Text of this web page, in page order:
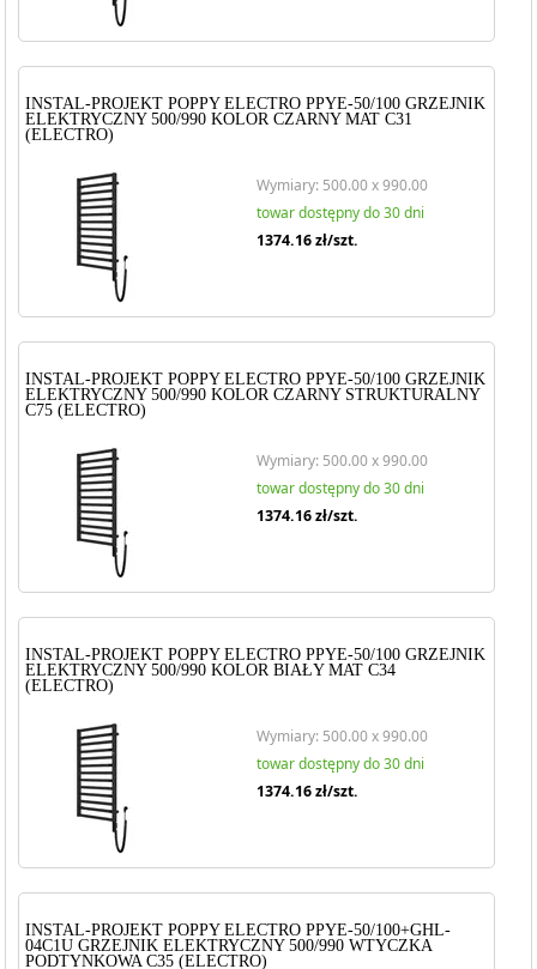
INSTAL-PROJEKT POPPY ELECTRO PPYE-50/100 GRZEJNIK
ELEKTRYCZNY 500/990 KOLOR CZARNY MAT C31
(ELECTRO)
Wymiary: 500.00 x 990.00
towar dostępny do 30 dni
1374.16zł/szt.
INSTAL-PROJEKT POPPY ELECTRO PPYE-50/100 GRZEJNIK
ELEKTRYCZNY 500/990 KOLOR CZARNY STRUKTURALNY
C75 (ELECTRO)
Wymiary: 500.00 x 990.00
towar dostępny do 30 dni
1374.16zł/szt.
INSTAL-PROJEKT POPPY ELECTRO PPYE-50/100 GRZEJNIK
ELEKTRYCZNY 500/990 KOLOR BIAŁY MAT C34
(ELECTRO)
Wymiary: 500.00 x 990.00
towar dostępny do 30 dni
1374.16zł/szt.
INSTAL-PROJEKT POPPY ELECTRO PPYE-50/100+GHL-
04C1U GRZEJNIK ELEKTRYCZNY 500/990 WTYCZKA
PODTYNKOWA C35 (ELECTRO)